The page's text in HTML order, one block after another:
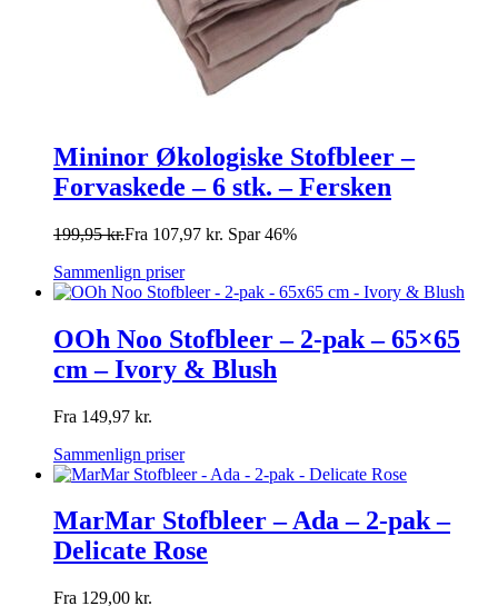
Mininor Økologiske Stofbleer –
Forvaskede – 6 stk. – Fersken
199,95kr.Fra 107,97 kr. Spar 46%
Sammenlign priser
OOh Noo Stofbleer – 2-pak – 65×65
cm – Ivory & Blush
Fra 149,97 kr.
Sammenlign priser
MarMar Stofbleer – Ada – 2-pak –
Delicate Rose
Fra 129,00 kr.